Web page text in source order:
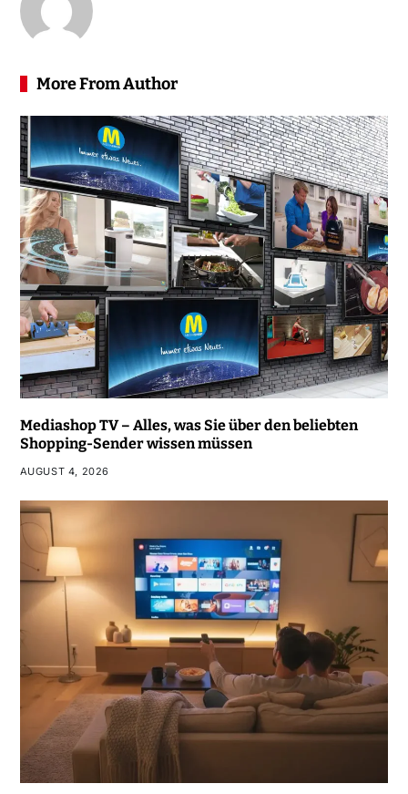
More From Author
Mediashop TV – Alles, was Sie über den beliebten
Shopping-Sender wissen müssen
AUGUST 4, 2026